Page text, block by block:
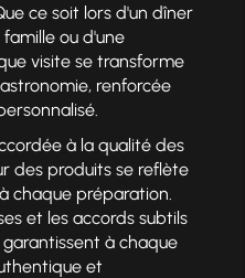
ce soit lors d'un dîner
ou d'une
visite se transforme
renforcée
à la qualité des
des produits se reflète
chaque préparation.
et les accords subtils
à chaque
et